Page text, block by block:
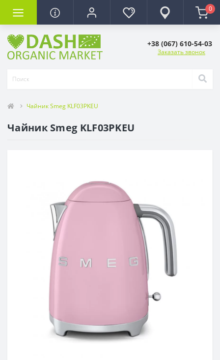
0
+38 (067) 610-54-03
Заказать звонок
Чайник Smeg KLF03PKEU
Чайник Smeg KLF03PKEU